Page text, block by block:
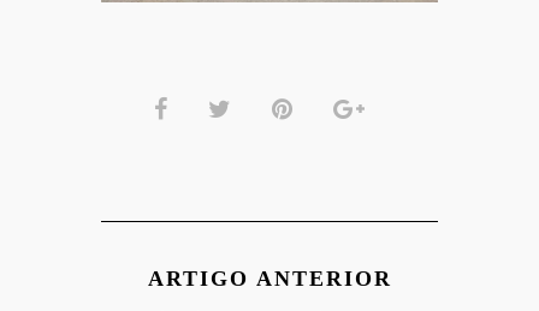
ARTIGO ANTERIOR